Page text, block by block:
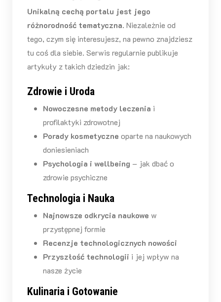
Unikalną cechą portalu jest jego
różnorodność tematyczna. Niezależnie od
tego, czym się interesujesz, na pewno znajdziesz
tu coś dla siebie. Serwis regularnie publikuje
artykuły z takich dziedzin jak:
Zdrowie i Uroda
Nowoczesne metody leczenia i
profilaktyki zdrowotnej
Porady kosmetyczne oparte na naukowych
doniesieniach
Psychologia i wellbeing – jak dbać o
zdrowie psychiczne
Technologia i Nauka
Najnowsze odkrycia naukowe w
przystępnej formie
Recenzje technologicznych nowości
Przyszłość technologii i jej wpływ na
nasze życie
Kulinaria i Gotowanie